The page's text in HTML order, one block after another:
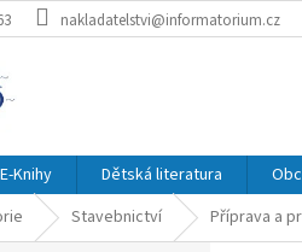
nakladatelstvi@informatorium.cz
E-Knihy Dětská literatura
Stavebnictví Příprava a